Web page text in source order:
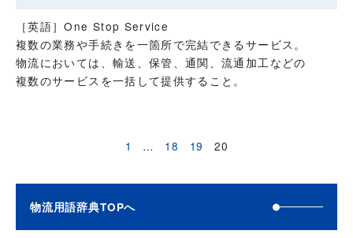
［英語］One Stop Service
複数の業務や手続きを一箇所で完結できるサービス。
物流においては、輸送、保管、通関、流通加工などの
複数のサービスを一括して提供すること。
1 … 18 19 20
物流用語辞典TOPへ